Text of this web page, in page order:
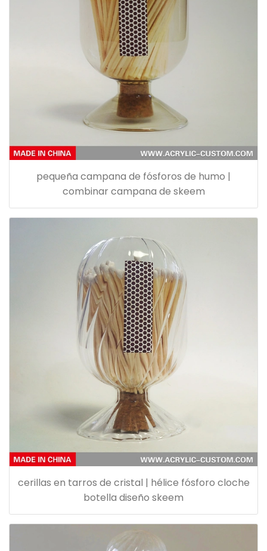
pequeña campana de fósforos de humo |
combinar campana de skeem
cerillas en tarros de cristal | hélice fósforo cloche
botella diseño skeem